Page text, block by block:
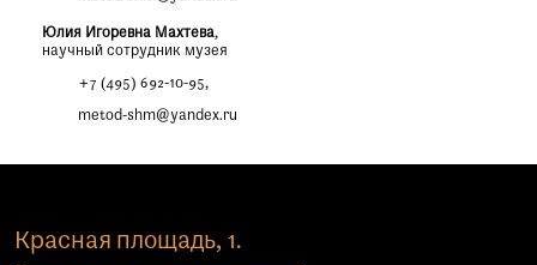
Юлия Игоревна Махтева,
научный сотрудник музея
+7 (495) 692-10-95,
metod-shm@yandex.ru
Красная площадь, 1.